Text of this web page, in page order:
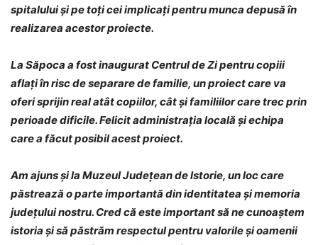
spitalului și pe toți cei implicați pentru munca depusă în
realizarea acestor proiecte.
La Săpoca a fost inaugurat Centrul de Zi pentru copiii
aflați în risc de separare de familie, un proiect care va
oferi sprijin real atât copiilor, cât și familiilor care trec prin
perioade dificile. Felicit administrația locală și echipa
care a făcut posibil acest proiect.
Am ajuns și la Muzeul Județean de Istorie, un loc care
păstrează o parte importantă din identitatea și memoria
județului nostru. Cred că este important să ne cunoaștem
istoria și să păstrăm respectul pentru valorile și oamenii